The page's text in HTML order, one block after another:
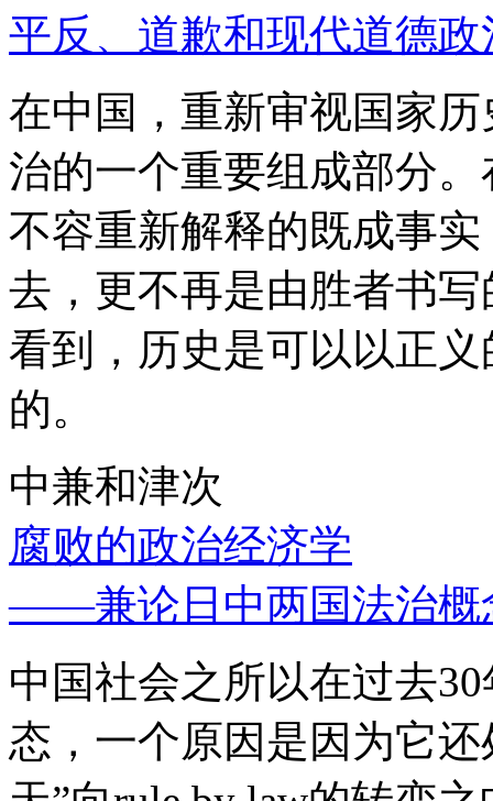
平反、道歉和现代道德政
在中国，重新审视国家
治的一个重要组成部分
不容重新解释的既成事
去，更不再是由胜者书
看到，历史是可以以正
的。
中兼和津次
腐败的政治经济学
——兼论日中两国法治概
中国社会之所以在过去
态，一个原因是因为它